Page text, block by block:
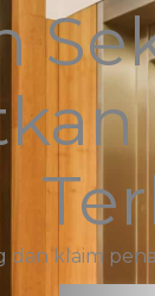
dan klaim